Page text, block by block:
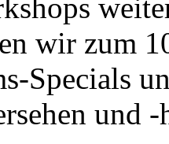
wir zum
Specials
und -